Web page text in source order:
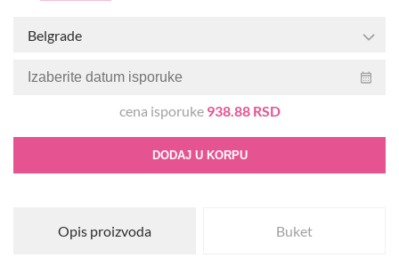
Belgrade
cena isporuke 938.88 RSD
DODAJ U KORPU
Opis proizvoda Buket